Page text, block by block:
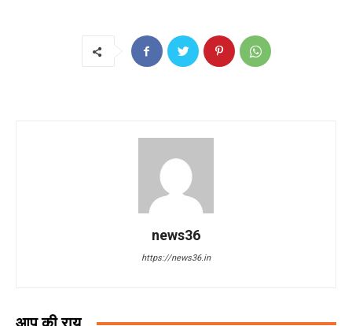
news36
https://news36.in